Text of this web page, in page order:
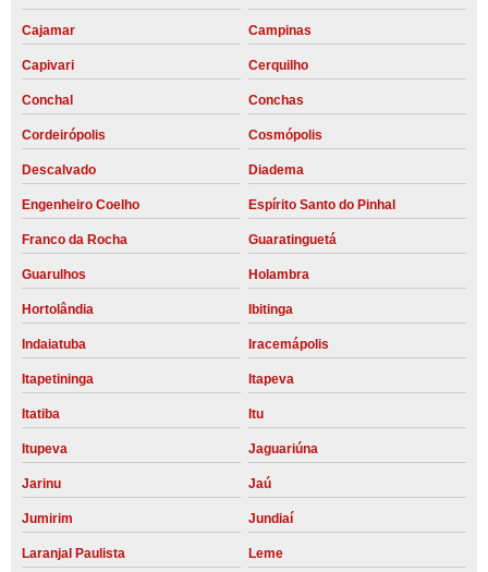
Cajamar Campinas
Capivari Cerquilho
Conchal Conchas
Cordeirópolis Cosmópolis
Descalvado Diadema
Engenheiro Coelho Espírito Santo do Pinhal
Franco da Rocha Guaratinguetá
Guarulhos Holambra
Hortolândia Ibitinga
Indaiatuba Iracemápolis
Itapetininga Itapeva
Itatiba Itu
Itupeva Jaguariúna
Jarinu Jaú
Jumirim Jundiaí
Laranjal Paulista Leme